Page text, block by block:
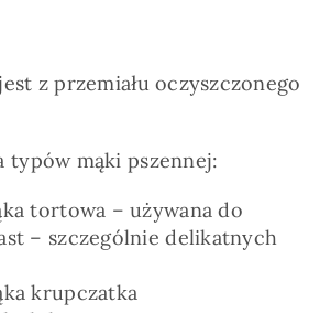
z przemiału oczyszczonego
typów mąki pszennej:
tortowa – używana do
– szczególnie delikatnych
krupczatka